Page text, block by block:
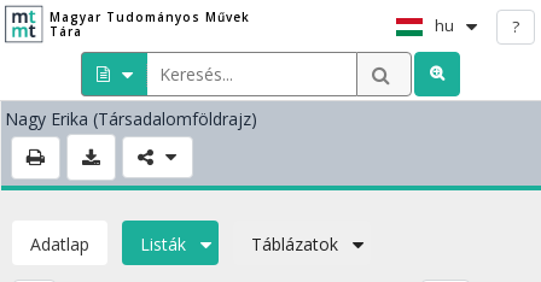
Magyar Tudományos Művek
Tára
hu ?
Nagy Erika (Társadalomföldrajz)
Adatlap Listák Táblázatok